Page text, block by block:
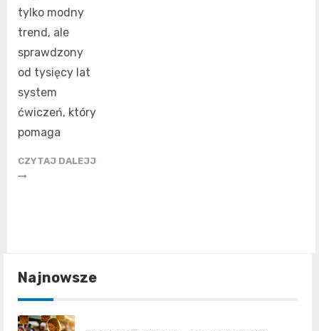
tylko modny
trend, ale
sprawdzony
od tysięcy lat
system
ćwiczeń, który
pomaga
CZYTAJ DALEJJ
Najnowsze